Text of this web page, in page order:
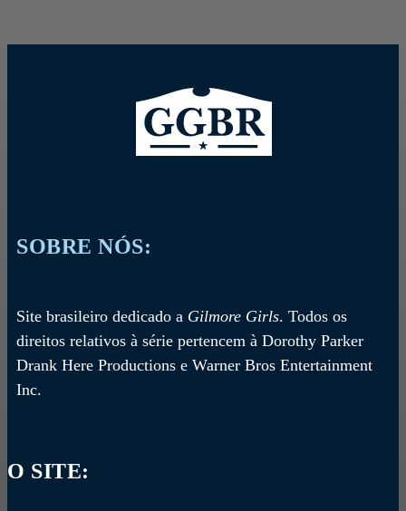
SOBRE NÓS:
Site brasileiro dedicado a Gilmore Girls. Todos os
direitos relativos à série pertencem à Dorothy Parker
Drank Here Productions e Warner Bros Entertainment
Inc.
O SITE: